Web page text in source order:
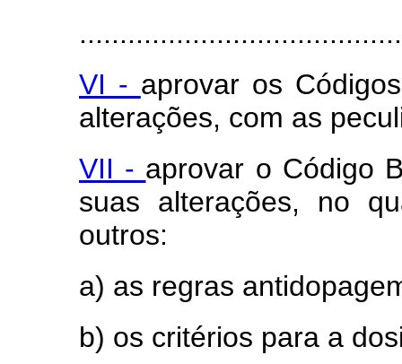
VI - aprovar os
alterações, com as
VII - aprovar o Código
suas alterações, no
outros:
a) as regras
b) os critérios para a